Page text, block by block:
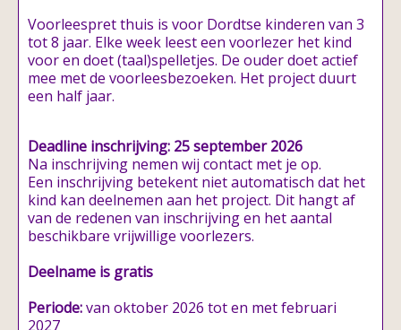
Voorleespret thuis is voor Dordtse kinderen van 3
tot 8 jaar. Elke week leest een voorlezer het kind
voor en doet (taal)spelletjes. De ouder doet actief
mee met de voorleesbezoeken. Het project duurt
een half jaar.
Deadline inschrijving: 25 september 2026
Na inschrijving nemen wij contact met je op.
Een inschrijving betekent niet automatisch dat het
kind kan deelnemen aan het project. Dit hangt af
van de redenen van inschrijving en het aantal
beschikbare vrijwillige voorlezers.
Deelname is gratis
Periode:van oktober 2026 tot en met februari
2027